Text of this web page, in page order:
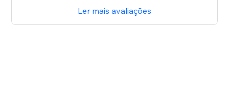
Ler mais avaliações